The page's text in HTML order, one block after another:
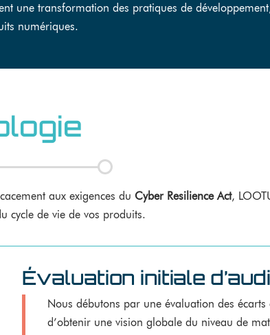
une transformation des pratiques de
numériques.
aux exigences du Cyber Resilience Act,
cycle de vie de vos produits.
Évaluation initiale
Nous débutons par une évaluation des
d’obtenir une vision globale du niveau de